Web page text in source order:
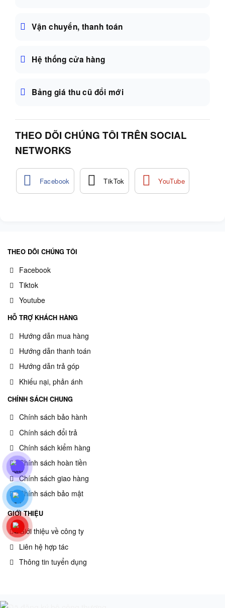
Vận chuyển, thanh toán
Hệ thống cửa hàng
Bảng giá thu cũ đổi mới
THEO DÕI CHÚNG TÔI TRÊN SOCIAL
NETWORKS
THEO DÕI CHÚNG TÔI
Facebook
Tiktok
Youtube
HỖ TRỢ KHÁCH HÀNG
Hướng dẫn mua hàng
Hướng dẫn thanh toán
Hướng dẫn trả góp
Khiếu nại, phản ánh
CHÍNH SÁCH CHUNG
Chính sách bảo hành
Chính sách đổi trả
Chính sách kiểm hàng
Chính sách hoàn tiền
Chính sách giao hàng
Chính sách bảo mật
GIỚI THIỆU
Giới thiệu về công ty
Liên hệ hợp tác
Thông tin tuyển dụng